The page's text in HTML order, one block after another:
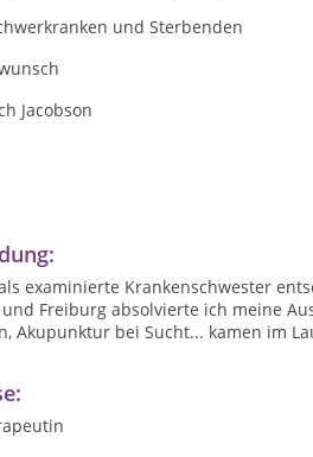
und Sterbenden
Jacobson
examinierte Krankenschwester
Freiburg absolvierte ich meine
Akupunktur bei Sucht... kamen im